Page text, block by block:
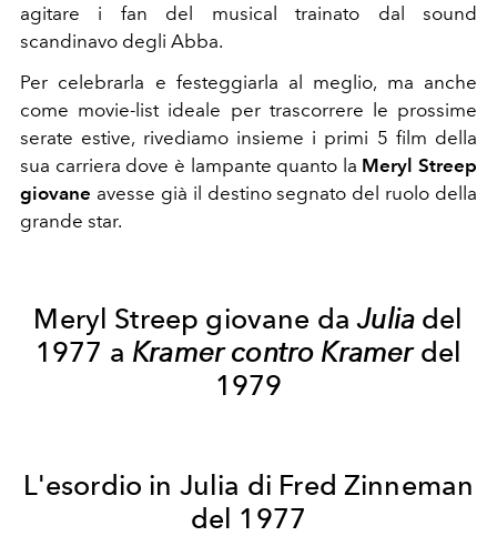
agitare i fan del musical trainato dal sound
scandinavo degli Abba.
Per celebrarla e festeggiarla al meglio, ma anche
come movie-list ideale per trascorrere le prossime
serate estive, rivediamo insieme i primi 5 film della
sua carriera dove è lampante quanto la Meryl Streep
giovane avesse già il destino segnato del ruolo della
grande star.
Meryl Streep giovane daJulia del
1977 a Kramer contro Kramer del
1979
L'esordio in Julia di Fred Zinneman
del 1977